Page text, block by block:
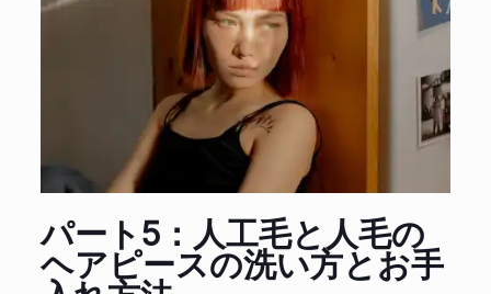
パート5：人工毛と人毛の
ヘアピースの洗い方とお手